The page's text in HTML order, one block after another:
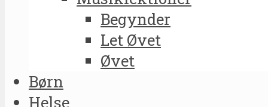
Begynder
Let Øvet
Øvet
Børn
Helse